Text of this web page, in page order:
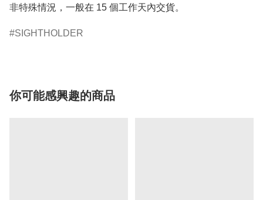
非特殊情況，一般在 15 個工作天內交貨。
SIGHTHOLDER
你可能感興趣的商品